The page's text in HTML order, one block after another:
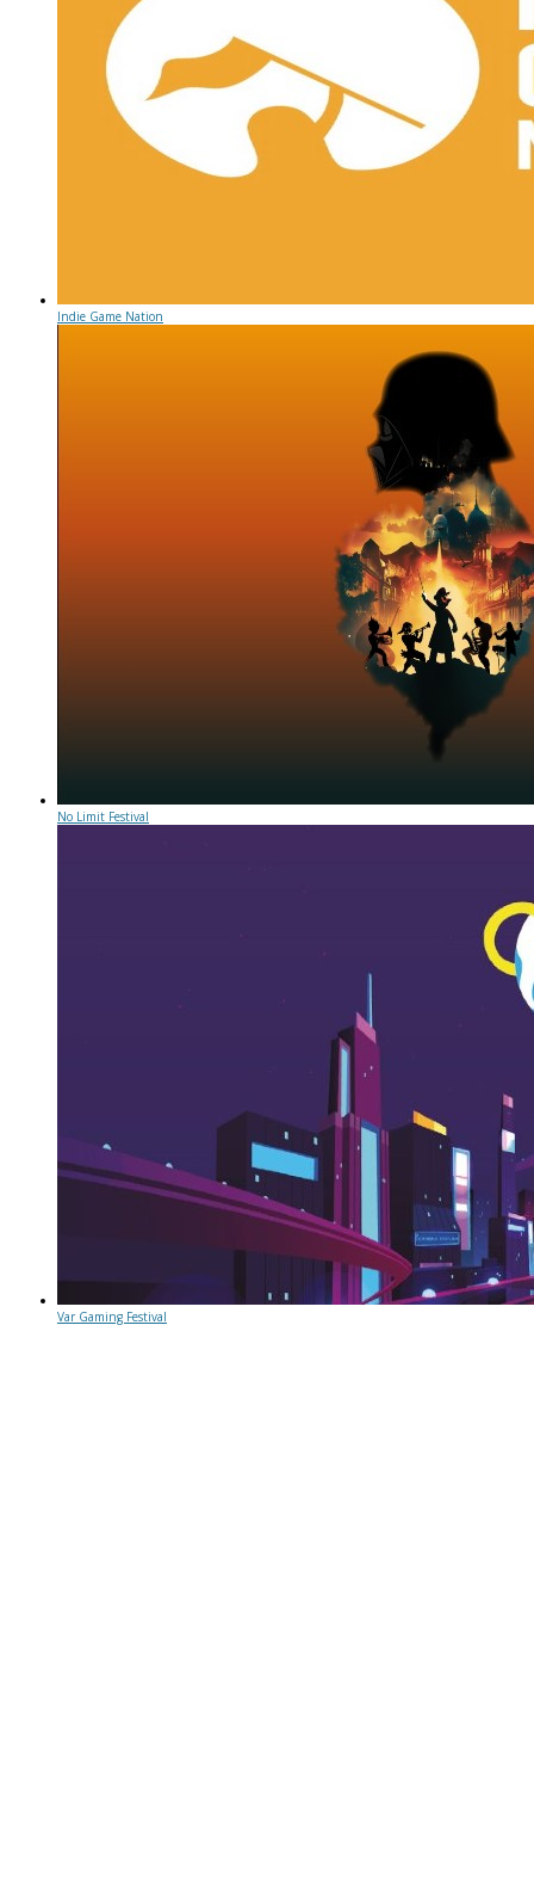
Indie Game Nation
No Limit Festival
Var Gaming Festival